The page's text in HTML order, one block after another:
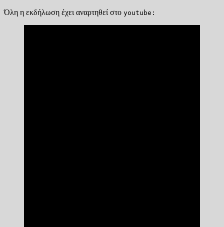
Όλη η εκδήλωση έχει αναρτηθεί στο youtube: